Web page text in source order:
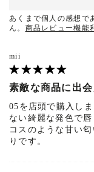
あくまで個人の感想で
ん。 商品レビュー機能
mii
素敵な商品に出
05を店頭で購入し
ない綺麗な発色で
コスのような甘い
りです。